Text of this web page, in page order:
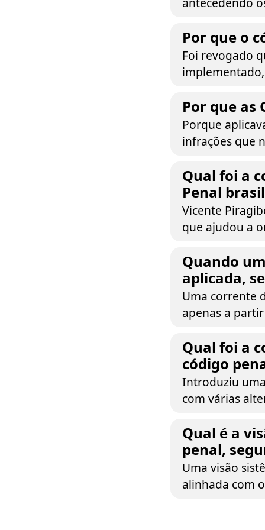
Por que o
Foi revogado
Por que as
Porque
infrações que
Qual foi a
Penal
Vicente
que ajudou a
Quando
aplicada,
Uma corrente
apenas a
Qual foi a
código
Introduziu
com várias
Qual é a
penal,
Uma visão
alinhada com